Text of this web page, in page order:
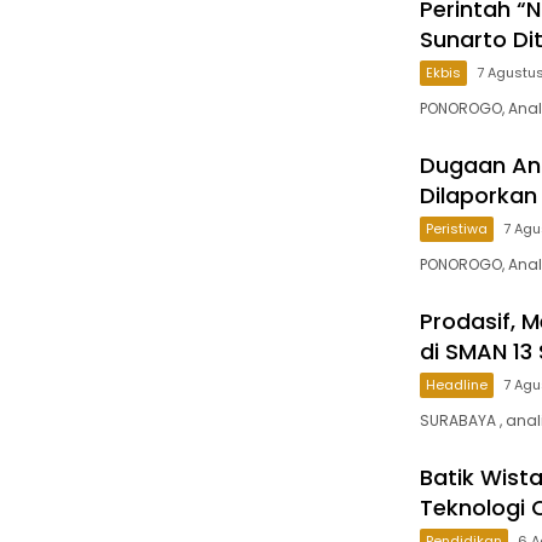
Perintah
Sunarto
Ekbis 7
PONOROGO,
Dugaan
Peristiwa 7
PONOROGO,
Prodasif,
di SMAN
Headline 7
SURABAYA ,
Batik
Teknologi